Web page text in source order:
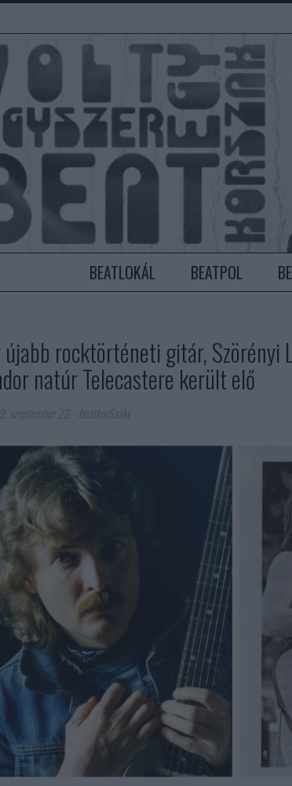
BEATLOKÁL BEATPOL
újabb rocktörténeti gitár, Szörényi
natúr Telecastere került elő
szeptember 23. beatkorSzaki